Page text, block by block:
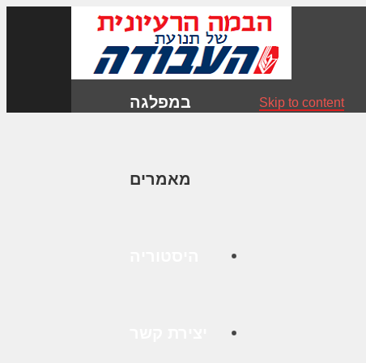
במפלגה
מאמרים
Skip to content